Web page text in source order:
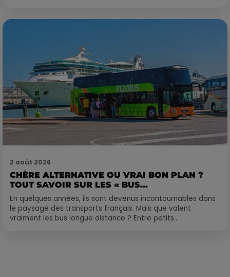
2 août 2026
CHÈRE ALTERNATIVE OU VRAI BON PLAN ?
TOUT SAVOIR SUR LES « BUS...
En quelques années, ils sont devenus incontournables dans
le paysage des transports français. Mais que valent
vraiment les bus longue distance ? Entre petits...